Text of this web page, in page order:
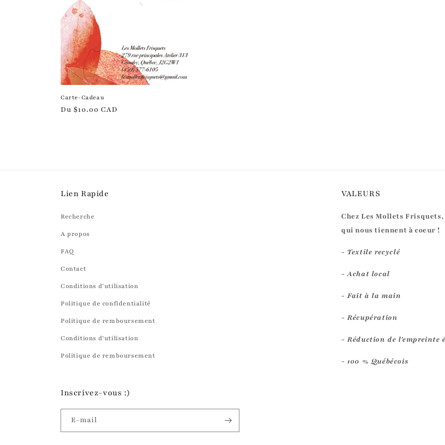
c
t
i
o
n
Carte-Cadeau
Prix
Du $10.00 CAD
Lien Rapide
Recherche
A propos
FAQ
Contact
Conditions d'utilisation
Politique de confidentialité
Politique de remboursement
Conditions d'utilisation
Politique de remboursement
VALEURS
Chez Les Mollets
qui nous tiennent à coeur !
- Textile recyclé
- Achat local
- Fait à la main
- Récupération
- Réduction de l'empreinte
- 100 % Québécois
Inscrivez-vous :)
E-mail